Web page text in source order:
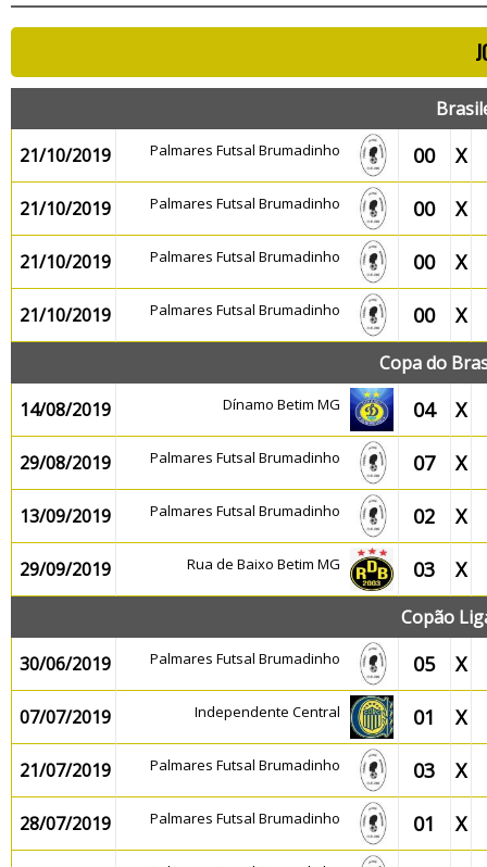
21/10/2019
Palmares Futsal Brumadinho 00 X
21/10/2019 Palmares Futsal Brumadinho 00 X
21/10/2019 Palmares Futsal Brumadinho 00 X
21/10/2019 Palmares Futsal Brumadinho 00 X
Copa do
14/08/2019
Dínamo Betim MG 04 X
29/08/2019 Palmares Futsal Brumadinho 07 X
13/09/2019 Palmares Futsal Brumadinho 02 X
29/09/2019 Rua de Baixo Betim MG 03 X
Copão
30/06/2019
Palmares Futsal Brumadinho 05 X
07/07/2019 Independente Central 01 X
21/07/2019 Palmares Futsal Brumadinho 03 X
28/07/2019 Palmares Futsal Brumadinho 01 X